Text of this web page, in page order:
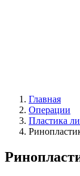
Главная
Операции
Пластика